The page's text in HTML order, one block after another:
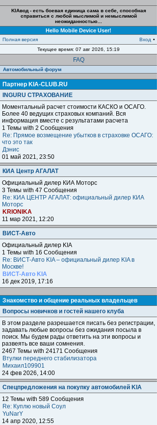
KIAвод - есть боевая единица сама в себе, способная
справиться с любой мыслимой и немыслимой
неожиданностью...
Hello Mobile Device User!
Полная версия Вход •
Текущее время: 07 авг 2026, 15:19
FAQ
Автомобильный форум
Партнер KIA-CLUB.RU
INGURU СТРАХОВАНИЕ
Моментальный расчет стоимости КАСКО и ОСАГО.
Более 40 ведущих страховых компаний. Вся
информация вместе с результатами расчета
1 Темы with 2 Сообщения
Re: Прямое возмещение убытков в страховке ОСАГО:
что это так
Дэнис
01 май 2021, 23:50
КИА Центр АГАЛАТ
Официальный дилер КИА Моторс
3 Темы with 47 Сообщения
Re: КИА ЦЕНТР АГАЛАТ: официальный дилер КИА
Моторс
KRIONIKA
11 мар 2021, 12:20
ВИСТ-Авто
Официальный дилер KIA
1 Темы with 16 Сообщения
Re: ВИСТ-Авто KIA – официальный дилер KIA в
Москве!
ВИСТ-Авто KIA
16 дек 2019, 17:16
Знакомство и общение реальных владельцев
Вопросы новичков и гостей нашего клуба
В этом разделе разрешается писать без регистрации,
задавать любые вопросы без ожидания посыла в
поиск. Мы будем рады ответить на эти вопросы и
развеять все ваши сомнения.
2467 Темы with 24171 Сообщения
Втулки переднего стабилизатора
Михаил109901
24 фев 2026, 14:00
Спецпредложения на покупку автомобилей KIA
12 Темы with 589 Сообщения
Re: Куплю новый Соул
YuNarY
14 апр 2020, 12:55